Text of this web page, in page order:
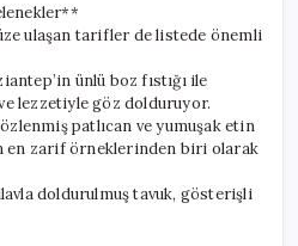
ulaşan tarifler de listede önemli
ünlü boz fıstığı ile
lezzetiyle göz dolduruyor.
patlıcan ve yumuşak etin
en zarif örneklerinden biri olarak
doldurulmuş tavuk, gösterişli